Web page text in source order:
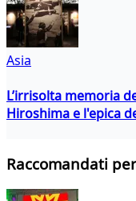
Asia
L’irrisolta memoria
Hiroshima e l'epica
Raccomandati